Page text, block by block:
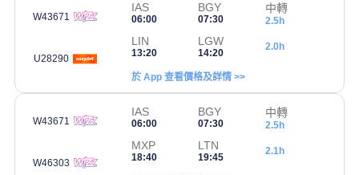
W43671
IAS
06:00
BGY
07:30
中轉
2.5h
U28290
LIN
13:20
LGW
14:20
2.0h
於 App 查看價格及詳情 >>
W43671
IAS
06:00
BGY
07:30
中轉
2.5h
W46303
MXP
18:40
LTN
19:45
2.1h